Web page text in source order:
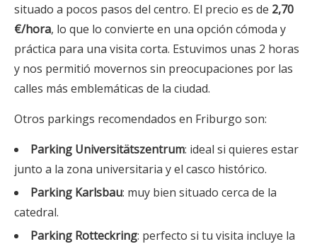
situado a pocos pasos del centro. El precio es de 2,70
€/hora, lo que lo convierte en una opción cómoda y
práctica para una visita corta. Estuvimos unas 2 horas
y nos permitió movernos sin preocupaciones por las
calles más emblemáticas de la ciudad.
Otros parkings recomendados en Friburgo son:
Parking Universitätszentrum: ideal si quieres estar
junto a la zona universitaria y el casco histórico.
Parking Karlsbau: muy bien situado cerca de la
catedral.
Parking Rotteckring: perfecto si tu visita incluye la